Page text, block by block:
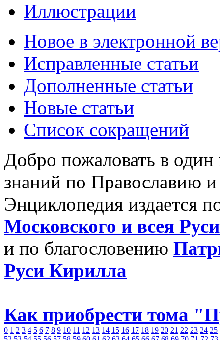
Иллюстрации
Новое в электронной
Исправленные статьи
Дополненные статьи
Новые статьи
Список сокращений
Добро пожаловать в
знаний по Православию
Энциклопедия издается
Московского и всея
и по благословению
Руси Кирилла
Как приобрести тома
0 1 2 3 4 5 6 7 8 9 10 11 12 13 14 15 16 17 18 19 20 21 22 23 24 25